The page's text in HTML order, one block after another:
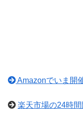
Amazonでいま開
楽天市場の24時